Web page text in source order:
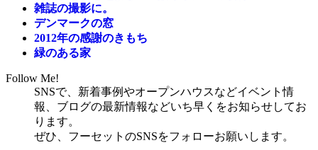
雑誌の撮影に。
デンマークの窓
2012年の感謝のきもち
緑のある家
Follow Me!
SNSで、新着事例やオープンハウスなどイベント情
報、ブログの最新情報などいち早くをお知らせしてお
ります。
ぜひ、フーセットのSNSをフォローお願いします。